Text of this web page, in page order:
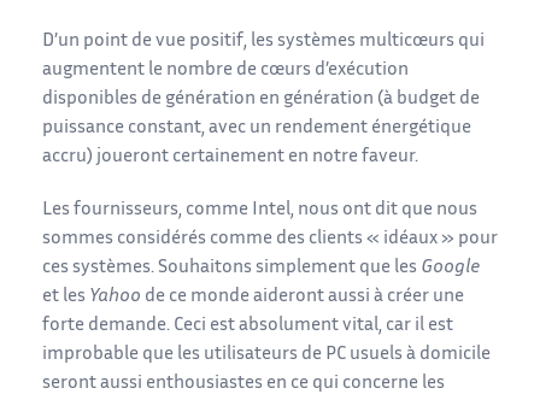
D’un point de vue positif, les systèmes multicœurs qui
augmentent le nombre de cœurs d’exécution
disponibles de génération en génération (à budget de
puissance constant, avec un rendement énergétique
accru) joueront certainement en notre faveur.
Les fournisseurs, comme Intel, nous ont dit que nous
sommes considérés comme des clients « idéaux » pour
ces systèmes. Souhaitons simplement que les Google
et les Yahoo de ce monde aideront aussi à créer une
forte demande. Ceci est absolument vital, car il est
improbable que les utilisateurs de PC usuels à domicile
seront aussi enthousiastes en ce qui concerne les